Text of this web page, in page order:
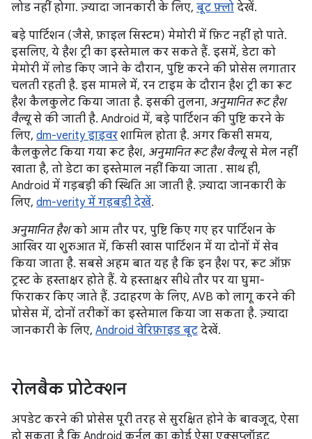
लोड नहीं होगा. ज़्यादा जानकारी के लिए, बूट फ़्लो देखें.
बड़े पार्टिशन (जैसे, फ़ाइल सिस्टम) मेमोरी में फ़िट नहीं हो पाते.
इसलिए, ये हैश ट्री का इस्तेमाल कर सकते हैं. इसमें, डेटा को
मेमोरी में लोड किए जाने के दौरान, पुष्टि करने की प्रोसेस लगातार
चलती रहती है. इस मामले में, रन टाइम के दौरान हैश ट्री का रूट
हैश कैलकुलेट किया जाता है. इसकी तुलना, अनुमानित रूट हैश
वैल्यूसे की जाती है. Android में, बड़े पार्टिशन की पुष्टि करने के
लिए, dm-verity ड्राइवर शामिल होता है. अगर किसी समय,
कैलकुलेट किया गया रूट हैश, अनुमानित रूट हैश वैल्यूसे मेल नहीं
खाता है, तो डेटा का इस्तेमाल नहीं किया जाता . साथ ही,
Android में गड़बड़ी की स्थिति आ जाती है. ज़्यादा जानकारी के
लिए, dm-verity में गड़बड़ी देखें.
अनुमानित हैशको आम तौर पर, पुष्टि किए गए हर पार्टिशन के
आखिर या शुरुआत में, किसी खास पार्टिशन में या दोनों में सेव
किया जाता है. सबसे अहम बात यह है कि इन हैश पर, रूट ऑफ़
ट्रस्ट के हस्ताक्षर होते हैं. ये हस्ताक्षर सीधे तौर पर या घुमा-
फिराकर किए जाते हैं. उदाहरण के लिए, AVB को लागू करने की
प्रोसेस में, दोनों तरीकों का इस्तेमाल किया जा सकता है. ज़्यादा
जानकारी के लिए, Android वेरिफ़ाइड बूट देखें.
रोलबैक प्रोटेक्शन
अपडेट करने की प्रोसेस पूरी तरह से सुरक्षित होने के बावजूद, ऐसा
हो सकता है कि Android कर्नल का कोई ऐसा एक्सप्लॉइट